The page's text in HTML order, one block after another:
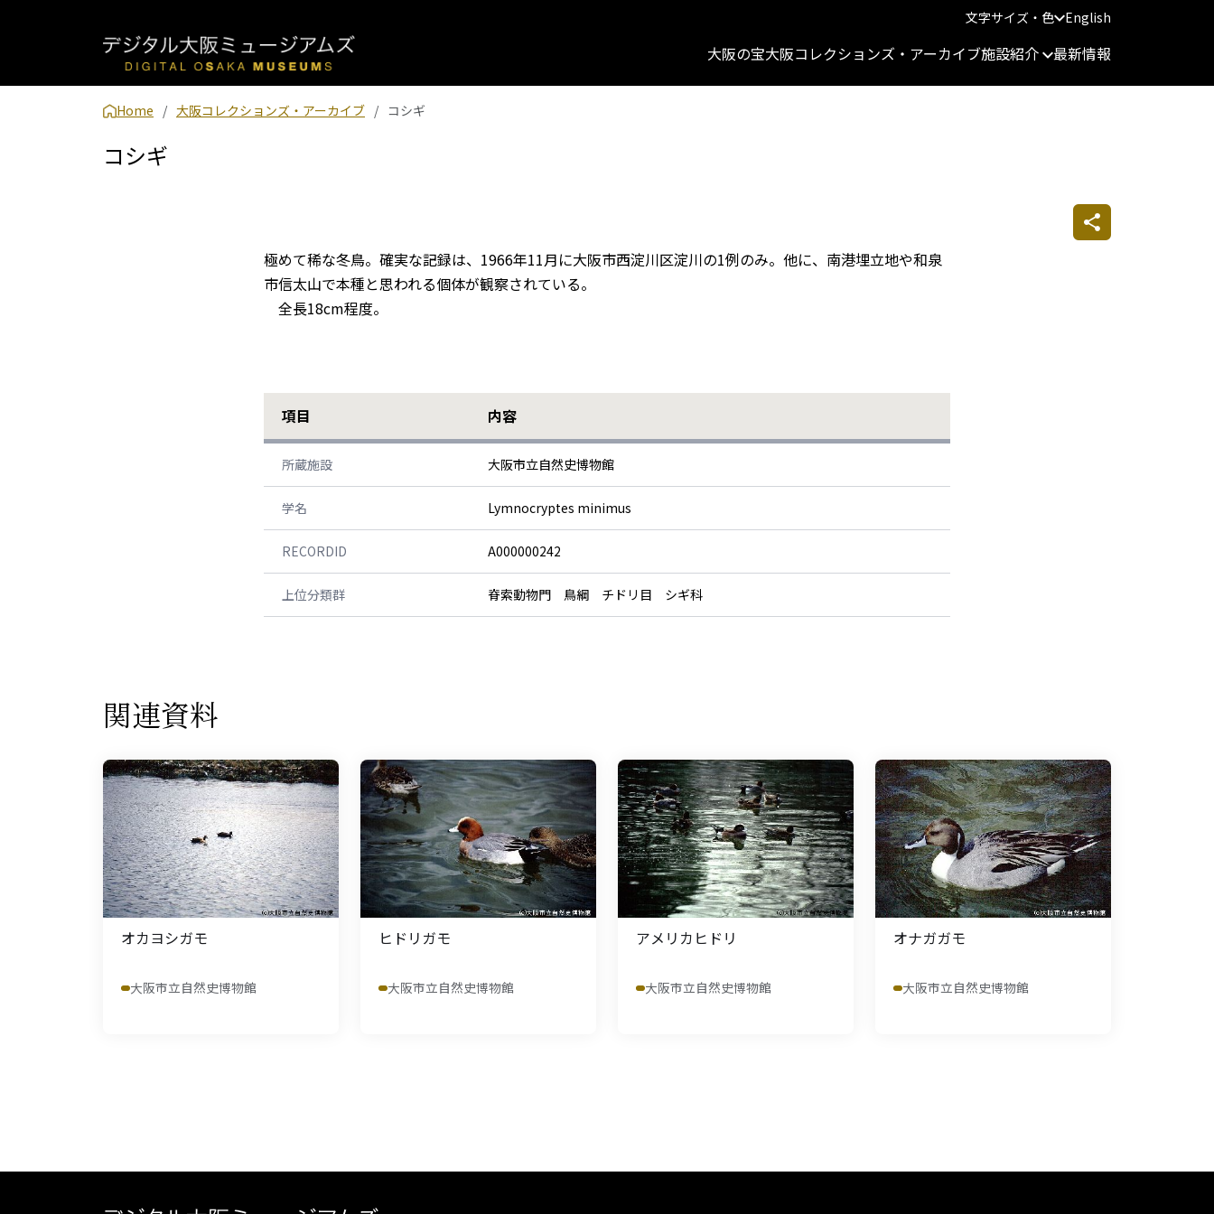
文字サイズ・色 English
大阪の宝大阪コレクションズ・アーカイブ施設紹介 最新情報
Home 大阪コレクションズ・アーカイブ コシギ
コシギ
極めて稀な冬鳥。確実な記録は、1966年11月に大阪市西淀川区淀川の1例のみ。他に、南港埋立地や和泉
市信太山で本種と思われる個体が観察されている。
全長18cm程度。
項目 内容
所蔵施設 大阪市立自然史博物館
学名 Lymnocryptes minimus
RECORDID A000000242
上位分類群 脊索動物門 鳥綱 チドリ目 シギ科
関連資料
オカヨシガモ
大阪市立自然史博物館
ヒドリガモ
大阪市立自然史博物館
アメリカヒドリ
大阪市立自然史博物館
オナガガモ
大阪市立自然史博物館